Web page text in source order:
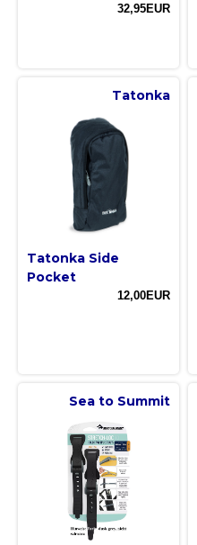
32,95EUR
Tatonka
Tatonka Side
Pocket
12,00EUR
Sea to Summit